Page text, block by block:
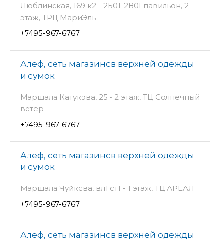
Люблинская, 169 к2 - 2Б01-2В01 павильон, 2
этаж, ТРЦ МариЭль
+7495-967-6767
Алеф, сеть магазинов верхней одежды
и сумок
Маршала Катукова, 25 - 2 этаж, ТЦ Солнечный
ветер
+7495-967-6767
Алеф, сеть магазинов верхней одежды
и сумок
Маршала Чуйкова, вл1 ст1 - 1 этаж, ТЦ АРЕАЛ
+7495-967-6767
Алеф, сеть магазинов верхней одежды